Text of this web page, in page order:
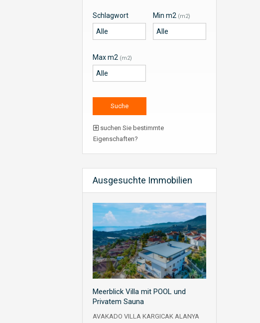
Schlagwort Min m2 (m2)
Max m2 (m2)
suchen Sie bestimmte
Eigenschaften?
Ausgesuchte Immobilien
Meerblick Villa mit POOL und
Privatem Sauna
AVAKADO VILLA KARGICAK ALANYA